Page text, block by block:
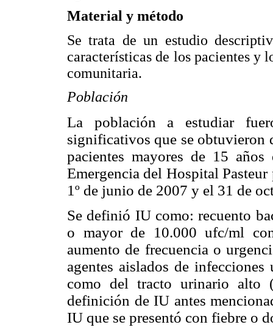
Material y método
Se trata de un estudio
características de los pacientes y
comunitaria.
Población
La población a estudiar
significativos que se obtuvieron
pacientes mayores de 15
Emergencia del Hospital
1º de junio de 2007 y el 31 de
Se definió IU como: recuento
o mayor de 10.000 ufc/ml
aumento de frecuencia o
agentes aislados de
como del tracto urinario alto
definición de IU antes
IU que se presentó con fiebre o